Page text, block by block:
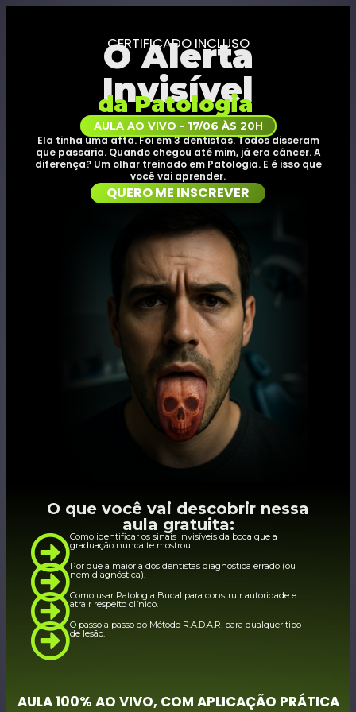
CERTIFICADO INCLUSO
O Alerta
Invisível
da Patologia
AULA AO VIVO - 17/06 ÀS 20H
Ela tinha uma afta. Foi em 3 dentistas. Todos disseram
que passaria. Quando chegou até mim, já era câncer. A
diferença? Um olhar treinado em Patologia. E é isso que
você vai aprender.
QUERO ME INSCREVER
O que você vai descobrir nessa
aula gratuita:
Como identificar os sinais invisíveis da boca que a
graduação nunca te mostrou .
Por que a maioria dos dentistas diagnostica errado (ou
nem diagnóstica).
Como usar Patologia Bucal para construir autoridade e
atrair respeito clínico.
O passo a passo do Método R.A.D.A.R. para qualquer tipo
de lesão.
AULA 100% AO VIVO, COM APLICAÇÃO PRÁTICA